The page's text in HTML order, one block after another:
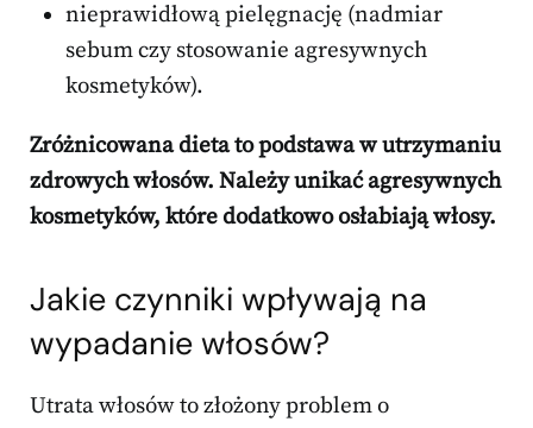
nieprawidłową pielęgnację (nadmiar
sebum czy stosowanie agresywnych
kosmetyków).
Zróżnicowana dieta to podstawa w utrzymaniu
zdrowych włosów. Należy unikać agresywnych
kosmetyków, które dodatkowo osłabiają włosy.
Jakie czynniki wpływają na
wypadanie włosów?
Utrata włosów to złożony problem o